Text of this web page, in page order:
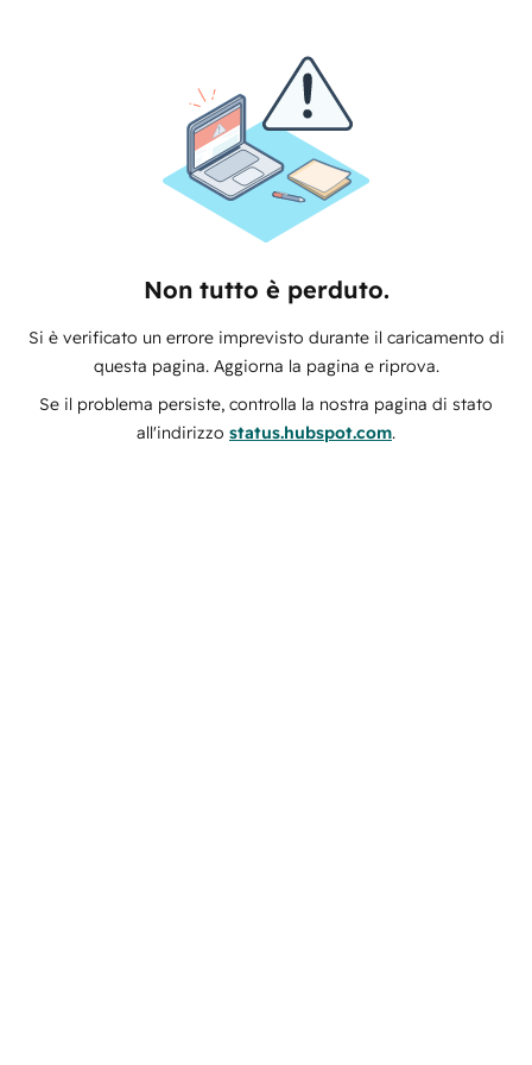
Non tutto è perduto.
Si è verificato un errore imprevisto durante il caricamento di
questa pagina. Aggiorna la pagina e riprova.
Se il problema persiste, controlla la nostra pagina di stato
all'indirizzo status.hubspot.com.